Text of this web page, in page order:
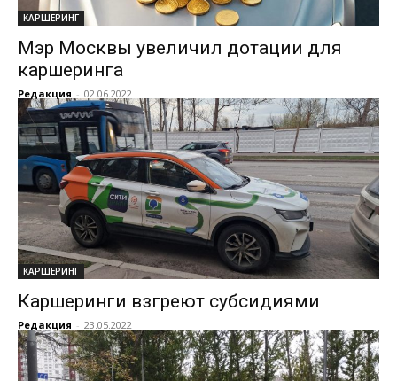
КАРШЕРИНГ
Мэр Москвы увеличил дотации для
каршеринга
Редакция - 02.06.2022
КАРШЕРИНГ
Каршеринги взгреют субсидиями
Редакция - 23.05.2022